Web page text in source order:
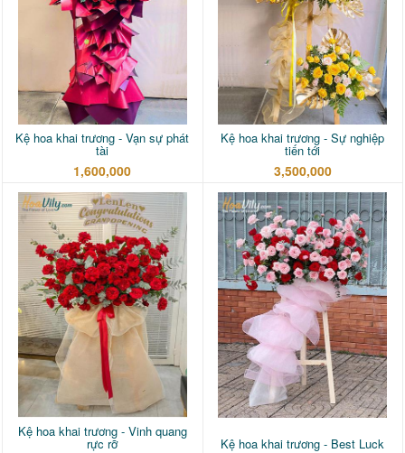
Kệ hoa khai trương - Vạn sự phát
tài
1,600,000
Kệ hoa khai trương - Sự nghiệp
tiến tới
3,500,000
Kệ hoa khai trương - Vinh quang
rực rỡ Kệ hoa khai trương - Best Luck